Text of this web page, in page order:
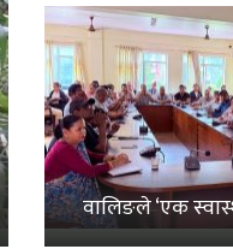
वालिङले ‘एक